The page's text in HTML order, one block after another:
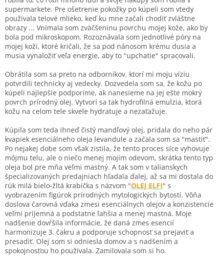
supermarkete. Pre ošetrenie pokožky po kúpeli som vtedy
používala telové mlieko, keď ku mne začali chodiť zvláštne
obrazy ... Vnímala som zväčšeninu povrchu mojej kože, ako by
bola pod mikroskopom. Rozoznávala som jednotlivé póry na
mojej koži, ktoré kričali, že sa pod nánosom krému dusia a
musia vynaložiť veľa energie, aby to "upchatie" spracovali.
Obrátila som sa preto na odborníkov, ktorí mi moju víziu
potvrdili technicky aj vedecky. Dozvedela som sa, že kožu po
kúpeli najlepšie podporíme, ak nanesieme na jej ešte mokrý
povrch prírodný olej. Vytvorí sa tak hydrofilná emulzia, ktorá
kožu na celom tele skvele hydratuje a nezaťažuje.
Kúpila som teda ihneď čistý mandľový olej, pridala do neho pár
kvapiek esenciálneho oleja levandule a začala som sa "mastiť".
Po nejakej dobe som však zistila, že tento proces síce vyhovuje
môjmu telu, ale o niečo menej mojím odevom, skrátka tento typ
oleja bol pre mňa veľmi mastný. A tak som v talianskych
špecializovaných predajniach hľadala ďalej, až sa mi dostala do
rúk milá bielo-žltá krabička s názvom "OLEJ ELFI" s
vyobrazením figúrok prírodných mytologických bytostí. Vôňa
doslova čarovná vďaka zmesi esenciálnych olejov a konzistencie
veľmi príjemná a podstatne ľahšia a menej mastná. Moje
nadšenie dovŕšila informácie, že daná zmes esencií
harmonizuje 3. čakru a podporuje schopnosť sa prejaviť a
presadiť. Olej som si odniesla domov a s nadšením a
spokojnosťou ho používala. Zamilovala som si ho.